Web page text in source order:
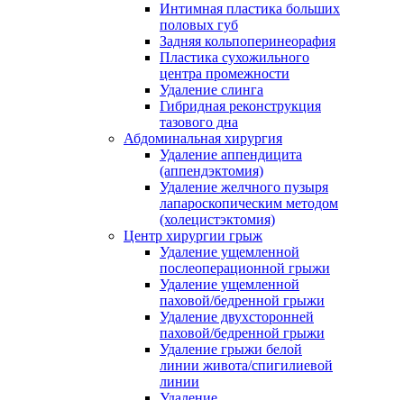
Интимная пластика больших
половых губ
Задняя кольпоперинеорафия
Пластика сухожильного
центра промежности
Удаление слинга
Гибридная реконструкция
тазового дна
Абдоминальная хирургия
Удаление аппендицита
(аппендэктомия)
Удаление желчного пузыря
лапароскопическим методом
(холецистэктомия)
Центр хирургии грыж
Удаление ущемленной
послеоперационной грыжи
Удаление ущемленной
паховой/бедренной грыжи
Удаление двухсторонней
паховой/бедренной грыжи
Удаление грыжи белой
линии живота/спигилиевой
линии